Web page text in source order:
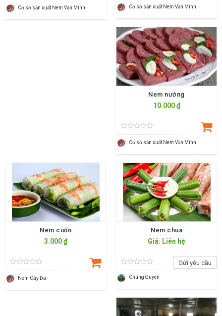
Cơ sở sản xuất Nem Văn Minh Cơ sở sản xuất Nem Văn Minh
Nem nướng
10.000 ₫
Cơ sở sản xuất Nem Văn Minh
Nem cuốn
3.000 ₫
Nem Cây Đa
Nem chua
Giá: Liên hệ
Gửi yêu cầu
Chung Quyên